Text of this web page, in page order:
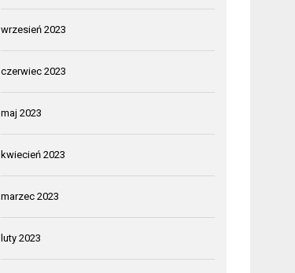
wrzesień 2023
czerwiec 2023
maj 2023
kwiecień 2023
marzec 2023
luty 2023